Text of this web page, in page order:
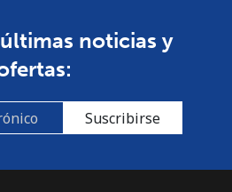
noticias y
Suscribirse